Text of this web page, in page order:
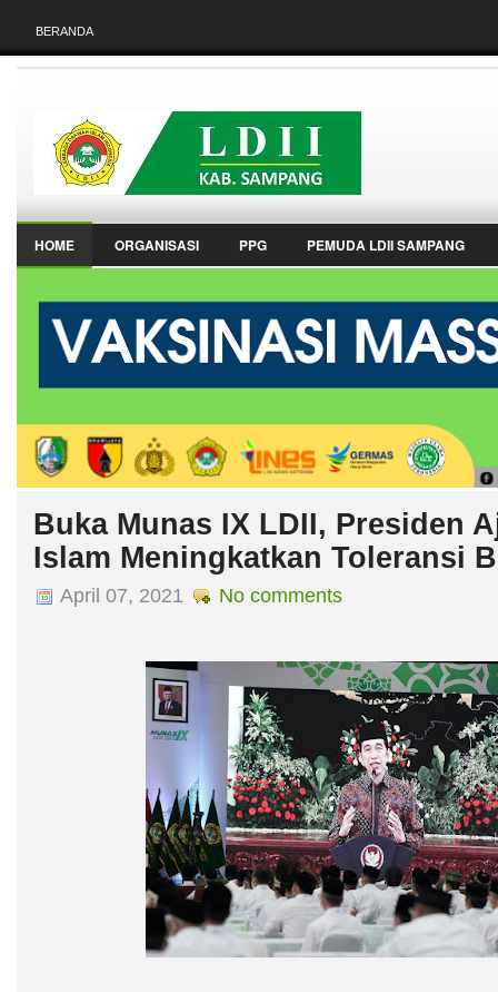
BERANDA
HOME ORGANISASI PPG PEMUDA LDII SAMPANG
Buka Munas IX LDII, Presiden
Islam Meningkatkan Toleransi
April 07, 2021 No comments